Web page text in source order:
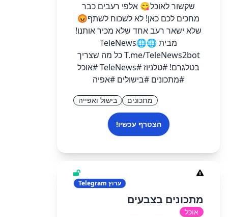
שקשור לאוכל😋 אלפי רעבים כבר
מחכים לכם כאן! לא לשכוח לשתף😡
שלא ישאר רעב אחד שלא מכיר אותנו!
מבית 🌐TeleNews🌐
T.me/TeleNews2bot כל מה שצריך
בטלגרם! #טלניוז #TeleNews #אוכל
#מתכונים #בישולים #אפיה
מתכונים בישול ואפייה
הצטרף עכשיו!
ערוץ
מתכונים בצבעים
אוכל